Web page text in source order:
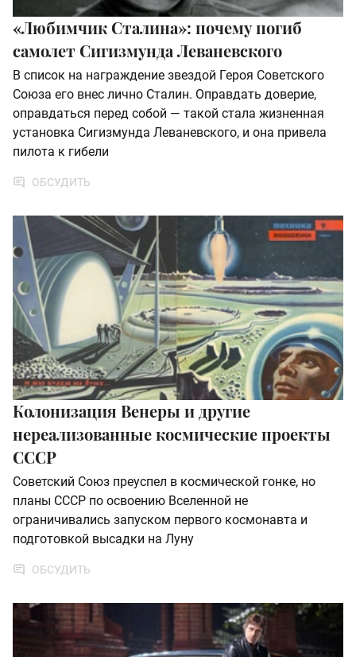
«Любимчик Сталина»: почему погиб
самолет Сигизмунда Леваневского
В список на награждение звездой Героя Советского
Союза его внес лично Сталин. Оправдать доверие,
оправдаться перед собой — такой стала жизненная
установка Сигизмунда Леваневского, и она привела
пилота к гибели
ОБСУДИТЬ
Колонизация Венеры и другие
нереализованные космические проекты
СССР
Советский Союз преуспел в космической гонке, но
планы СССР по освоению Вселенной не
ограничивались запуском первого космонавта и
подготовкой высадки на Луну
ОБСУДИТЬ